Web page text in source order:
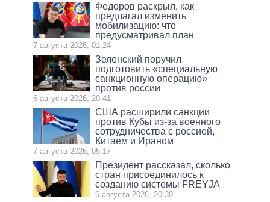
Федоров раскрыл, как
предлагал изменить
мобилизацию: что
предусматривал план
7 августа 2026, 01:24
Зеленский поручил
подготовить «специальную
санкционную операцию»
против россии
6 августа 2026, 20:41
США расширили санкции
против Кубы из-за военного
сотрудничества с россией,
Китаем и Ираном
7 августа 2026, 05:17
Президент рассказал, сколько
стран присоединилось к
созданию системы FREYJA
6 августа 2026, 20:39